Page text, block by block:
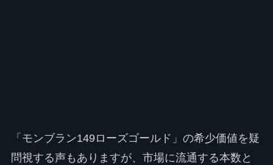
「モンブラン149ローズゴールド」の希少価値を疑
問視する声もありますが、市場に流通する本数と